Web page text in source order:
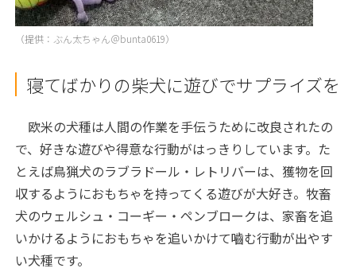
（提供：ぶん太ちゃん＠bunta0619）
寝てばかりの柴犬に遊びでサプライズを
欧米の犬種は人間の作業を手伝うために改良されたの
で、好きな遊びや得意な行動がはっきりしています。た
とえば鳥猟犬のラブラドール・レトリバーは、獲物を回
収するようにおもちゃを持ってくる遊びが大好き。牧畜
犬のウェルシュ・コーギー・ペンブロークは、家畜を追
いかけるようにおもちゃを追いかけて嚙む行動が出やす
い犬種です。